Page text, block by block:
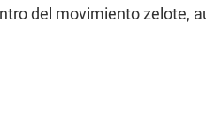
del movimiento zelote,